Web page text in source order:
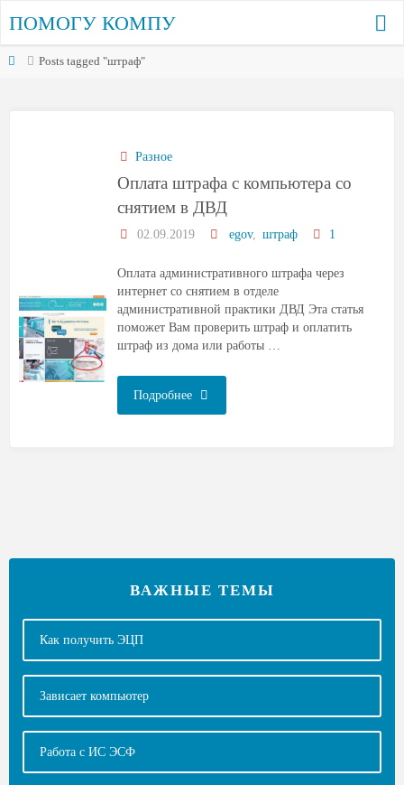
ПОМОГУ КОМПУ
Posts tagged "штраф"
Разное
Оплата штрафа с компьютера со
снятием в ДВД
02.09.2019 egov, штраф 1
Оплата административного штрафа через
интернет со снятием в отделе
административной практики ДВД Эта статья
поможет Вам проверить штраф и оплатить
штраф из дома или работы …
Подробнее
ВАЖНЫЕ ТЕМЫ
Как получить ЭЦП
Зависает компьютер
Работа с ИС ЭСФ